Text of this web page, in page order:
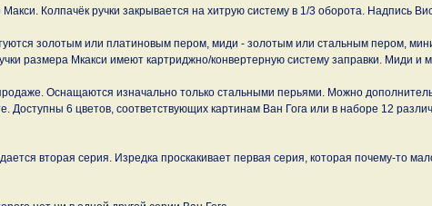
Колпачёк ручки закрывается на хитрую систему в 1/3 оборота. Надпись
золотым или платиновым пером, миди - золотым или стальным пером,
размера Мкакси имеют картриджно/конвертерную систему заправки. Миди и
Оснащаются изначально только стальными перьями. Можно
Доступны 6 цветов, соответствующих картинам Ван Гога или в наборе 12
вторая серия. Изредка проскакивает первая серия, которая почему-то